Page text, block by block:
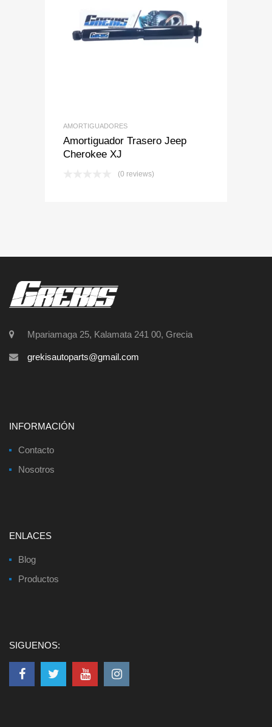
Add to Wishlist
Add to Compare
AMORTIGUADORES
Amortiguador Trasero Jeep
Cherokee XJ
(0 reviews)
Mpariamaga 25, Kalamata 241 00, Grecia
grekisautoparts@gmail.com
INFORMACIÓN
Contacto
Nosotros
ENLACES
Blog
Productos
SIGUENOS: